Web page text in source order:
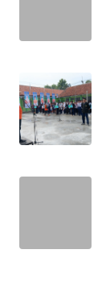
KARO
WN
WN